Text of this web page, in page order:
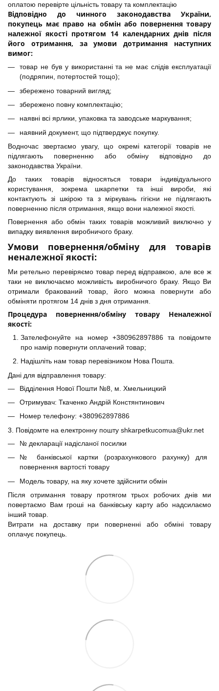
оплатою перевірте цільність товару та комплектацію
Відповідно до чинного законодавства України,
покупець має право на обмін або повернення товару
належної якості протягом 14 календарних днів після
його отримання, за умови дотримання наступних
вимог:
товар не був у використанні та не має слідів експлуатації
(подряпин, потертостей тощо);
збережено товарний вигляд;
збережено повну комплектацію;
наявні всі ярлики, упаковка та заводське маркування;
наявний документ, що підтверджує покупку.
Водночас звертаємо увагу, що окремі категорії товарів не
підлягають поверненню або обміну відповідно до
законодавства України.
До таких товарів відносяться товари індивідуального
користування, зокрема шкарпетки та інші вироби, які
контактують зі шкірою та з міркувань гігієни не підлягають
поверненню після отримання, якщо вони належної якості.
Повернення або обмін таких товарів можливий виключно у
випадку виявлення виробничого браку.
Умови повернення/обміну для товарів
неналежної якості:
Ми ретельно перевіряємо товар перед відправкою, але все ж
таки не виключаємо можливість виробничого браку. Якщо Ви
отримали бракований товар, його можна повернути або
обміняти протягом 14 днів з дня отримання.
Процедура повернення/обміну товару Неналежної
якості:
Зателефонуйте на номер +380962897886 та повідомте
про намір повернути оплачений товар;
Надішліть нам товар перевізником Нова Пошта.
Дані для відправлення товару:
Відділення Нової Пошти №8, м. Хмельницкий
Отримувач: Ткаченко Андрій Констянтинович
Номер телефону: +380962897886
3. Повідомте на електронну пошту shkarpetkucomua@ukr.net
№ декларації надісланої посилки
№ банківської картки (розрахункового рахунку) для
повернення вартості товару
Модель товару, на яку хочете здійснити обмін
Після отримання товару протягом трьох робочих днів ми
повертаємо Вам гроші на банківську карту або надсилаємо
інший товар.
Витрати на доставку при поверненні або обміні товару
оплачує покупець.